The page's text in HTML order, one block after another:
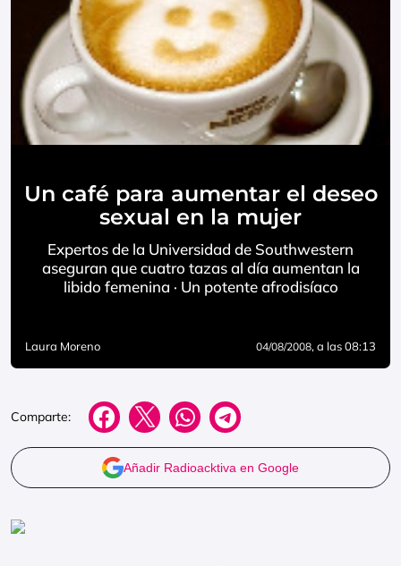
Un café para aumentar el deseo
sexual en la mujer
Expertos de la Universidad de Southwestern
aseguran que cuatro tazas al día aumentan la
libido femenina · Un potente afrodisíaco
Laura Moreno 04/08/2008, a las 08:13
Comparte:
Añadir Radioacktiva en Google